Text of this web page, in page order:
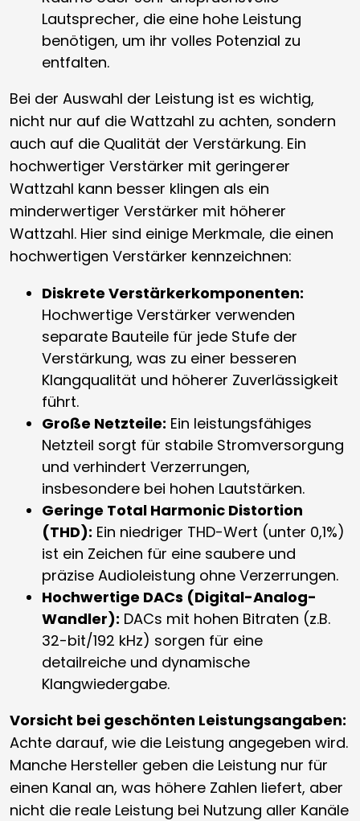
Lautsprecher, die eine hohe Leistung
benötigen, um ihr volles Potenzial zu
entfalten.
Bei der Auswahl der Leistung ist es wichtig,
nicht nur auf die Wattzahl zu achten, sondern
auch auf die Qualität der Verstärkung. Ein
hochwertiger Verstärker mit geringerer
Wattzahl kann besser klingen als ein
minderwertiger Verstärker mit höherer
Wattzahl. Hier sind einige Merkmale, die einen
hochwertigen Verstärker kennzeichnen:
Diskrete Verstärkerkomponenten:
Hochwertige Verstärker verwenden
separate Bauteile für jede Stufe der
Verstärkung, was zu einer besseren
Klangqualität und höherer Zuverlässigkeit
führt.
Große Netzteile: Ein leistungsfähiges
Netzteil sorgt für stabile Stromversorgung
und verhindert Verzerrungen,
insbesondere bei hohen Lautstärken.
Geringe Total Harmonic Distortion
(THD): Ein niedriger THD-Wert (unter 0,1%)
ist ein Zeichen für eine saubere und
präzise Audioleistung ohne Verzerrungen.
Hochwertige DACs (Digital-Analog-
Wandler): DACs mit hohen Bitraten (z.B.
32-bit/192 kHz) sorgen für eine
detailreiche und dynamische
Klangwiedergabe.
Vorsicht bei geschönten Leistungsangaben:
Achte darauf, wie die Leistung angegeben wird.
Manche Hersteller geben die Leistung nur für
einen Kanal an, was höhere Zahlen liefert, aber
nicht die reale Leistung bei Nutzung aller Kanäle